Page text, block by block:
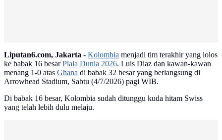
Liputan6.com, Jakarta - Kolombia menjadi tim terakhir yang lolos
ke babak 16 besarPiala Dunia 2026. Luis Diaz dan kawan-kawan
menang 1-0 atas Ghana di babak 32 besar yang berlangsung di
Arrowhead Stadium, Sabtu (4/7/2026) pagi WIB.
Di babak 16 besar, Kolombia sudah ditunggu kuda hitam Swiss
yang telah lebih dulu melaju.